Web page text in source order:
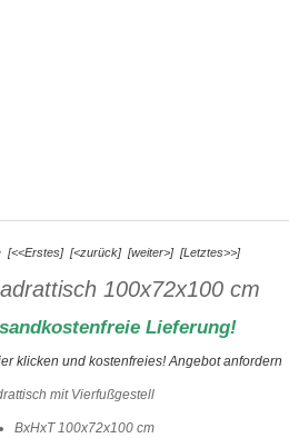
[<<Erstes] [<zurück] [weiter>] [Letztes>>]
100x72x100 cm
Lieferung!
mit Vierfußgestell
BxHxT 100x72x100 cm